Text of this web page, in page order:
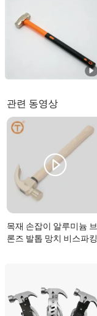
Hebei, China
관련 동영상
목재 손잡이 알루미늄 브
론즈 발톱 망치 비스파킹
Yangjiang
Guangdong,